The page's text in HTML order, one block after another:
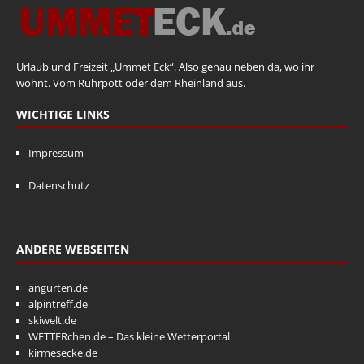
Urlaub und Freizeit „Ummet Eck“. Also genau neben da, wo ihr
wohnt. Vom Ruhrpott oder dem Rheinland aus.
WICHTIGE LINKS
Impressum
Datenschutz
ANDERE WEBSEITEN
angurten.de
alpintreff.de
skiwelt.de
WETTERchen.de – Das kleine Wetterportal
kirmesecke.de